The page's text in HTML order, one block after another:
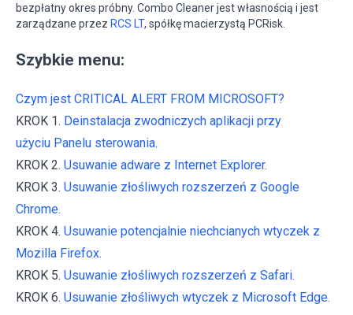
bezpłatny okres próbny. Combo Cleaner jest własnością i jest
zarządzane przez RCS LT, spółkę macierzystą PCRisk.
Szybkie menu:
Czym jest CRITICAL ALERT FROM MICROSOFT?
KROK 1. Deinstalacja zwodniczych aplikacji przy
użyciu Panelu sterowania.
KROK 2. Usuwanie adware z Internet Explorer.
KROK 3. Usuwanie złośliwych rozszerzeń z Google
Chrome.
KROK 4. Usuwanie potencjalnie niechcianych wtyczek z
Mozilla Firefox.
KROK 5. Usuwanie złośliwych rozszerzeń z Safari.
KROK 6. Usuwanie złośliwych wtyczek z Microsoft Edge.